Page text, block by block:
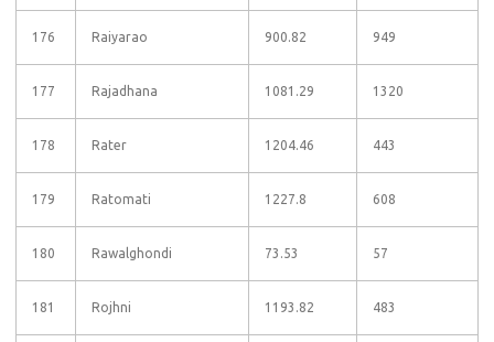
176 Raiyarao 900.82 949
177 Rajadhana 1081.29 1320
178 Rater 1204.46 443
179 Ratomati 1227.8 608
180 Rawalghondi 73.53 57
181 Rojhni 1193.82 483